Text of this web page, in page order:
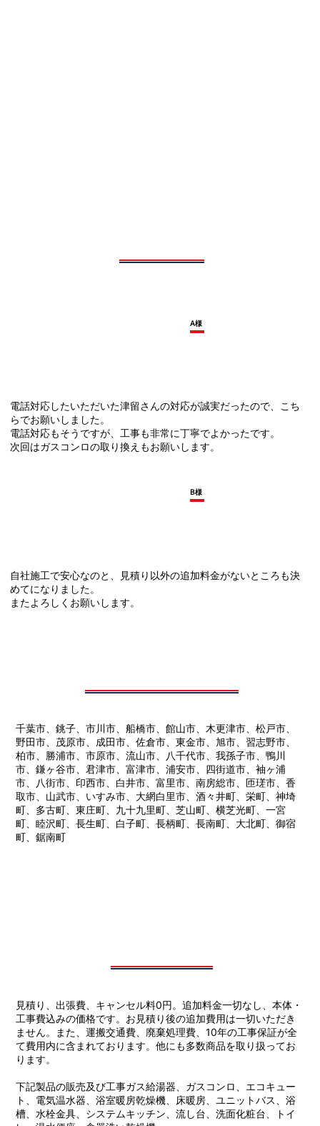
電話対応したいただいた津留さんの対応が誠実だったので、こち
らでお願いしました。
電話対応もそうですが、工事も非常に丁寧でよかったです。
次回はガスコンロの取り換えもお願いします。
A様
自社施工で安心なのと、見積り以外の追加料金がないところも決
めてになりました。
またよろしくお願いします。
B様
千葉市、銚子、市川市、船橋市、館山市、木更津市、松戸市、
野田市、茂原市、成田市、佐倉市、東金市、旭市、習志野市、
柏市、勝浦市、市原市、流山市、八千代市、我孫子市、鴨川
市、鎌ヶ谷市、君津市、富津市、浦安市、四街道市、袖ヶ浦
市、八街市、印西市、白井市、富里市、南房総市、匝瑳市、香
取市、山武市、いすみ市、大網白里市、酒々井町、栄町、神埼
町、多古町、東庄町、九十九里町、芝山町、横芝光町、一宮
町、睦沢町、長生町、白子町、長柄町、長南町、大北町、御宿
町、鋸南町
見積り、出張費、キャンセル料0円。追加料金一切なし、本体・
工事費込みの価格です。お見積り後の追加費用は一切いただき
ません。また、運搬交通費、廃棄処理費、10年の工事保証が全
て費用内に含まれております。他にも多数商品を取り扱ってお
ります。
下記製品の販売及び工事ガス給湯器、ガスコンロ、エコキュー
ト、電気温水器、浴室暖房乾燥機、床暖房、ユニットバス、浴
槽、水栓金具、システムキッチン、流し台、洗面化粧台、トイ